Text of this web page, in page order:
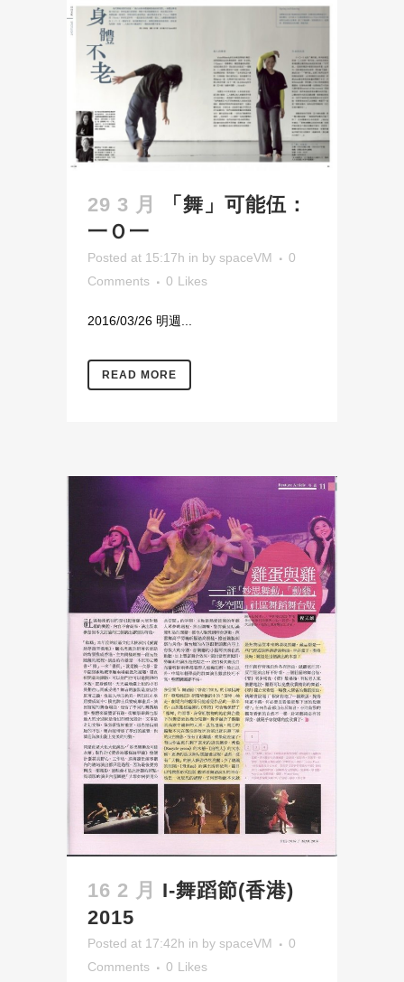
29 3 月
「舞」可能伍：
一Ｏ一
Posted at 15:17h in by spaceVM
0
Comments
0 Likes
2016/03/26 明週...
READ MORE
16 2 月 I-舞蹈節(香港)
2015
Posted at 17:42h in by spaceVM
0
Comments
0 Likes